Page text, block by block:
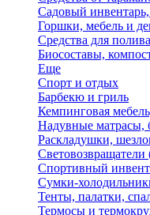
Садовый
Горшки, мебель и
Средства для полива
Биосоставы,
Еще
Спорт и отдых
Барбекю и гриль
Кемпинговая
Надувные матрасы,
Раскладушки,
Спортивный
Сумки-
Тенты, палатки,
Термосы и